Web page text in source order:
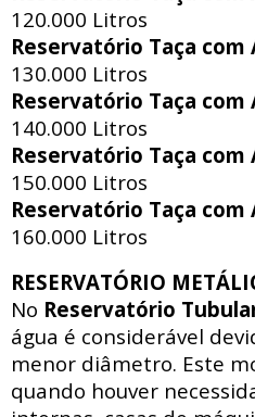
120.000 Litros
Reservatório Taça com
130.000 Litros
Reservatório Taça com
140.000 Litros
Reservatório Taça com
150.000 Litros
Reservatório Taça com
160.000 Litros
RESERVATÓRIO
No Reservatório
água é considerável
menor diâmetro. Este
quando houver